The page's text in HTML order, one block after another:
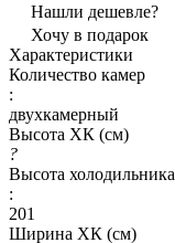
Нашли дешевле?
Хочу в подарок
Характеристики
Количество камер
:
двухкамерный
Высота ХК (см)
?
Высота холодильника
:
201
Ширина ХК (см)